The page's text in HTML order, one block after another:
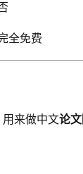
全免费
来做中文论